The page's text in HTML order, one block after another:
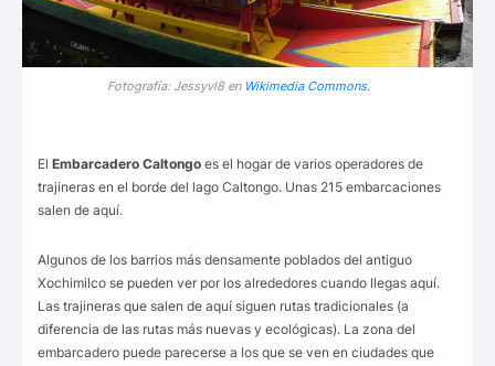
Fotografía: Jessyvl8 en Wikimedia Commons.
El Embarcadero Caltongo es el hogar de varios operadores de
trajineras en el borde del lago Caltongo. Unas 215 embarcaciones
salen de aquí.
Algunos de los barrios más densamente poblados del antiguo
Xochimilco se pueden ver por los alrededores cuando llegas aquí.
Las trajineras que salen de aquí siguen rutas tradicionales (a
diferencia de las rutas más nuevas y ecológicas). La zona del
embarcadero puede parecerse a los que se ven en ciudades que